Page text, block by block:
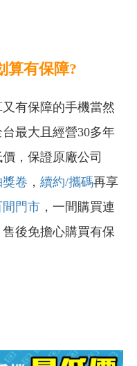
算有保障?
有保障的手機當然
台最大且經營30多年
，保證原廠公司
卷 ， 續約/攜碼再享
間門市 ，一間購買連
後免擔心購買有保